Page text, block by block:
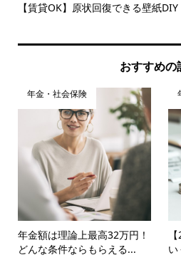
【賃貸OK】原状回復できる壁紙
おすすめの
年金・社会保険
年金額は理論上最高32万円！
どんな条件ならもらえる...
い